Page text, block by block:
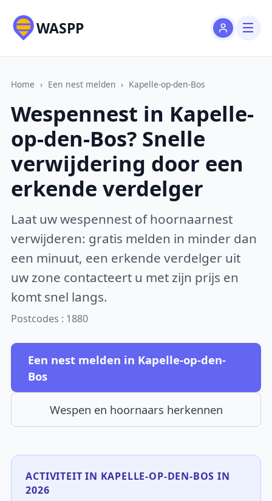
WASPP
Home › Een nest melden › Kapelle-op-den-Bos
Wespennest in Kapelle-
op-den-Bos? Snelle
verwijdering door een
erkende verdelger
Laat uw wespennest of hoornaarnest
verwijderen: gratis melden in minder dan
een minuut, een erkende verdelger uit
uw zone contacteert u met zijn prijs en
komt snel langs.
Postcodes : 1880
Een nest melden in Kapelle-op-den-
Bos
Wespen en hoornaars herkennen
ACTIVITEIT IN KAPELLE-OP-DEN-BOS IN
2026